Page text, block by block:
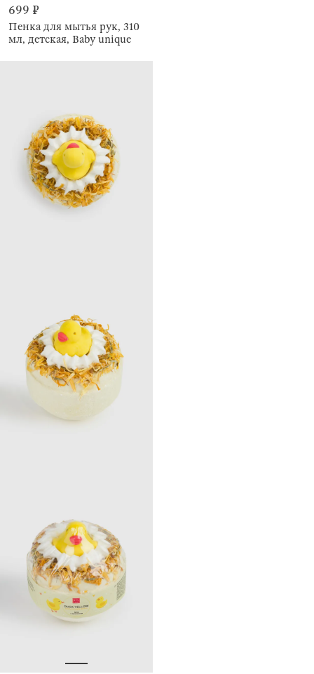
699 ₽
Пенка для мытья рук, 310
мл, детская, Baby unique